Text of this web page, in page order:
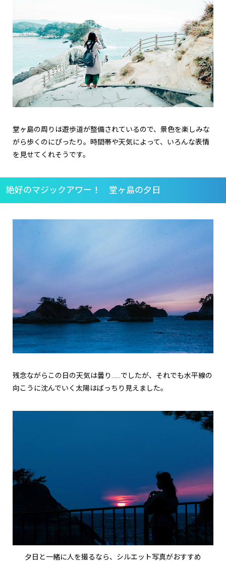
堂ヶ島の周りは遊歩道が整備されているので、景色を楽しみな
がら歩くのにぴったり。時間帯や天気によって、いろんな表情
を見せてくれそうです。
絶好のマジックアワー！ 堂ヶ島の夕日
残念ながらこの日の天気は曇り……でしたが、それでも水平線の
向こうに沈んでいく太陽はばっちり見えました。
夕日と一緒に人を撮るなら、シルエット写真がおすすめ